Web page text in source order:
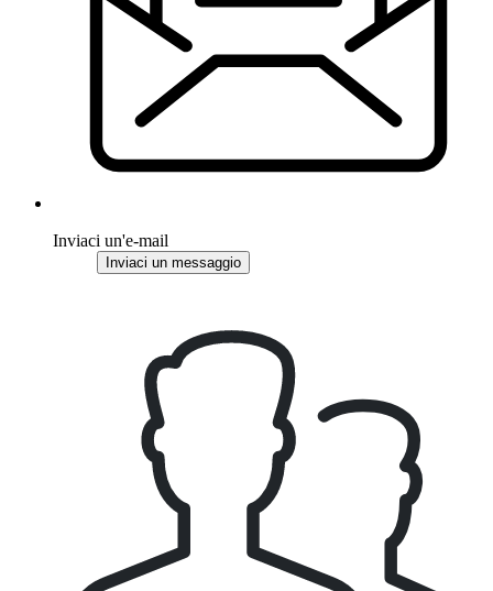
Inviaci un'e-mail
Inviaci un messaggio